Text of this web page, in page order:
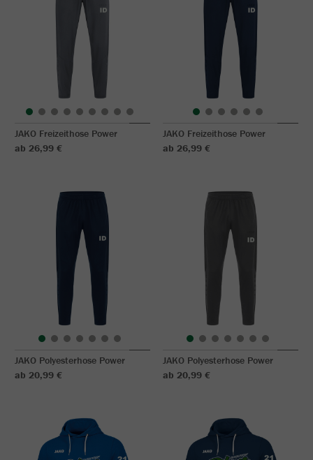
JAKO Freizeithose Power
ab 26,99 €
JAKO Freizeithose Power
ab 26,99 €
JAKO Polyesterhose Power
ab 20,99 €
JAKO Polyesterhose Power
ab 20,99 €